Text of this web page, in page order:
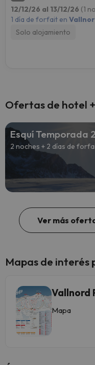
12/12/26 al 13/12/26 (1
1 día de forfait en
Solo alojamiento
Ofertas de hotel
Esquí Temporada
2 noches + 2 días de
Ver más
Mapas de interés
Vallnord
Mapa